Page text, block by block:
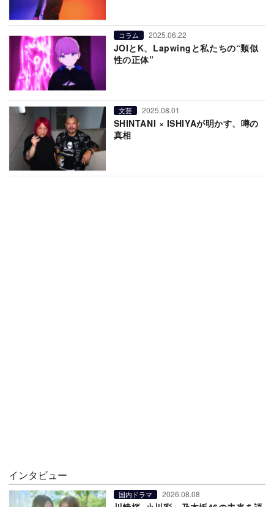
コラム 2025.06.22
JOIとK、Lapwingと私たちの“類似
性の正体”
文芸 2025.08.01
SHINTANI × ISHIYAが明かす、噂の
真相
インタビュー
国内ドラマ 2026.08.08